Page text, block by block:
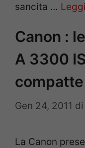
sancita …
Canon :
A 3300
Gen 24, 2011 di
La Canon